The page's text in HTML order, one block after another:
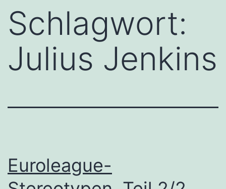
Schlagwort:
Julius Jenkins
Euroleague-